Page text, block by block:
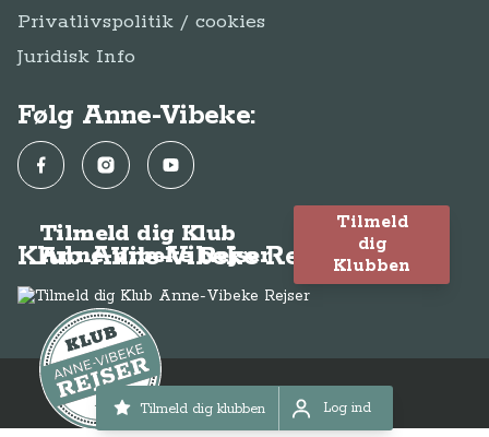
Tilmeld dig klubben Log ind
Log ind
Privatlivspolitik / cookies
Juridisk Info
Følg Anne-Vibeke:
FacebookInstagramYouTube
Klub Anne-Vibeke Rejser
Tilmeld dig Klub
Anne-Vibeke Rejser
Tilmeld
dig
Klubben
© Anne-Vibeke Rejser 2026